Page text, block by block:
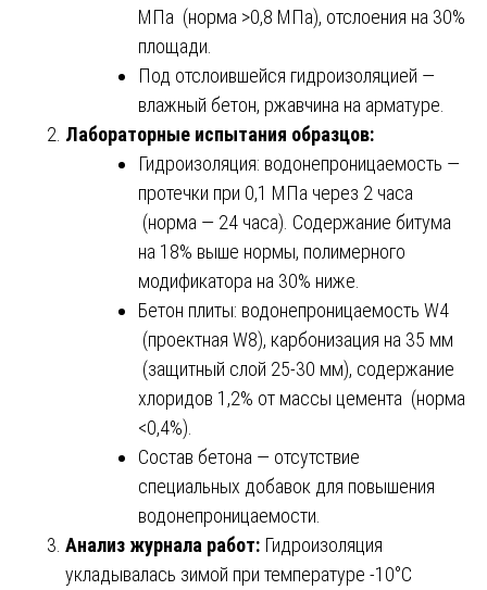
МПа (норма >0,8 МПа), отслоения на 30%
площади.
Под отслоившейся гидроизоляцией —
влажный бетон, ржавчина на арматуре.
Лабораторные испытания образцов:
Гидроизоляция: водонепроницаемость —
протечки при 0,1 МПа через 2 часа
(норма — 24 часа). Содержание битума
на 18% выше нормы, полимерного
модификатора на 30% ниже.
Бетон плиты: водонепроницаемость W4
(проектная W8), карбонизация на 35 мм
(защитный слой 25-30 мм), содержание
хлоридов 1,2% от массы цемента (норма
<0,4%).
Состав бетона — отсутствие
специальных добавок для повышения
водонепроницаемости.
Анализ журнала работ: Гидроизоляция
укладывалась зимой при температуре -10°C